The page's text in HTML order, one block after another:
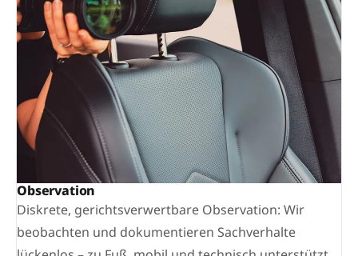
Observation
Diskrete, gerichtsverwertbare Observation: Wir
beobachten und dokumentieren Sachverhalte